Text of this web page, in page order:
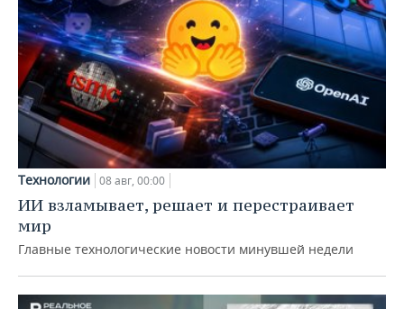
Технологии 08 авг, 00:00
ИИ взламывает, решает и перестраивает
мир
Главные технологические новости минувшей недели